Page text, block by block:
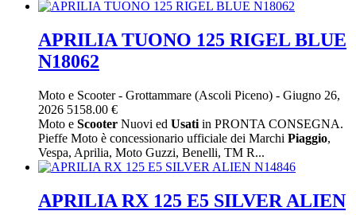
APRILIA TUONO 125 RIGEL BLUE
N18062
Moto e Scooter- Grottammare (Ascoli Piceno) - Giugno 26,
2026 5158.00 €
Moto e Scooter Nuovi ed Usati in PRONTA CONSEGNA.
Pieffe Moto è concessionario ufficiale dei Marchi Piaggio,
Vespa, Aprilia, Moto Guzzi, Benelli, TM R...
APRILIA RX 125 E5 SILVER ALIEN